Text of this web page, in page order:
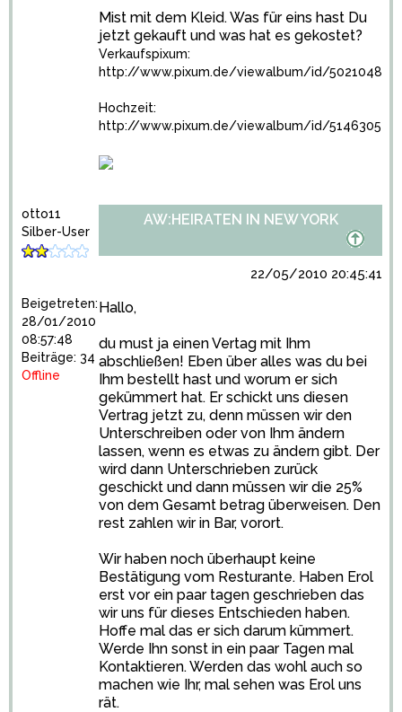
Mist mit dem Kleid. Was für eins hast Du
jetzt gekauft und was hat es gekostet?
Verkaufspixum:
http://www.pixum.de/viewalbum/id/5021048
Hochzeit:
http://www.pixum.de/viewalbum/id/5146305
otto11
Silber-User
Beigetreten:
28/01/2010
08:57:48
Beiträge: 34
Offline
AW:HEIRATEN IN NEW YORK
22/05/2010 20:45:41
Hallo,
du must ja einen Vertag mit Ihm
abschließen! Eben über alles was du bei
Ihm bestellt hast und worum er sich
gekümmert hat. Er schickt uns diesen
Vertrag jetzt zu, denn müssen wir den
Unterschreiben oder von Ihm ändern
lassen, wenn es etwas zu ändern gibt. Der
wird dann Unterschrieben zurück
geschickt und dann müssen wir die 25%
von dem Gesamt betrag überweisen. Den
rest zahlen wir in Bar, vorort.
Wir haben noch überhaupt keine
Bestätigung vom Resturante. Haben Erol
erst vor ein paar tagen geschrieben das
wir uns für dieses Entschieden haben.
Hoffe mal das er sich darum kümmert.
Werde Ihn sonst in ein paar Tagen mal
Kontaktieren. Werden das wohl auch so
machen wie Ihr, mal sehen was Erol uns
rät.